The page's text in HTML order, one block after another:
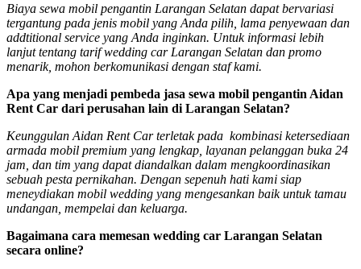
Biaya sewa mobil pengantin Larangan Selatan dapat bervariasi
tergantung pada jenis mobil yang Anda pilih, lama penyewaan dan
addtitional service yang Anda inginkan. Untuk informasi lebih
lanjut tentang tarif wedding car Larangan Selatan dan promo
menarik, mohon berkomunikasi dengan staf kami.
Apa yang menjadi pembeda jasa sewa mobil pengantin Aidan
Rent Car dari perusahan lain di Larangan Selatan?
Keunggulan Aidan Rent Car terletak pada kombinasi ketersediaan
armada mobil premium yang lengkap, layanan pelanggan buka 24
jam, dan tim yang dapat diandalkan dalam mengkoordinasikan
sebuah pesta pernikahan. Dengan sepenuh hati kami siap
meneydiakan mobil wedding yang mengesankan baik untuk tamau
undangan, mempelai dan keluarga.
Bagaimana cara memesan wedding car Larangan Selatan
secara online?